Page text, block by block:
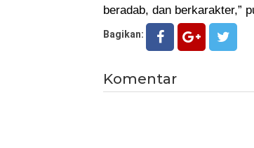
beradab, dan berkarakter,”
Bagikan:
Komentar